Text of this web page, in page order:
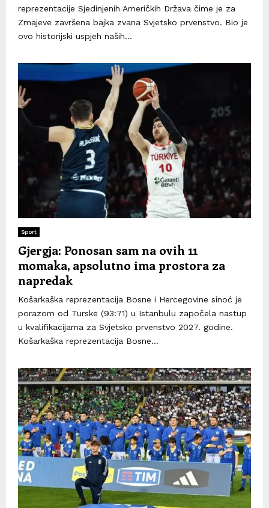
reprezentacije Sjedinjenih Američkih Država čime je za
Zmajeve završena bajka zvana Svjetsko prvenstvo. Bio je
ovo historijski uspjeh naših...
Sport
Gjergja: Ponosan sam na ovih 11
momaka, apsolutno ima prostora za
napredak
Košarkaška reprezentacija Bosne i Hercegovine sinoć je
porazom od Turske (93:71) u Istanbulu započela nastup
u kvalifikacijama za Svjetsko prvenstvo 2027. godine.
Košarkaška reprezentacija Bosne...